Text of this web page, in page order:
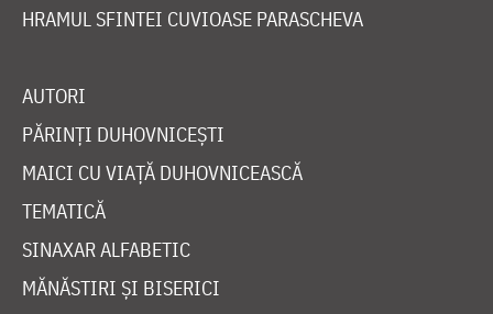
HRAMUL SFINTEI CUVIOASE PARASCHEVA
AUTORI
PĂRINȚI DUHOVNICEȘTI
MAICI CU VIAȚĂ DUHOVNICEASCĂ
TEMATICĂ
SINAXAR ALFABETIC
MĂNĂSTIRI ȘI BISERICI